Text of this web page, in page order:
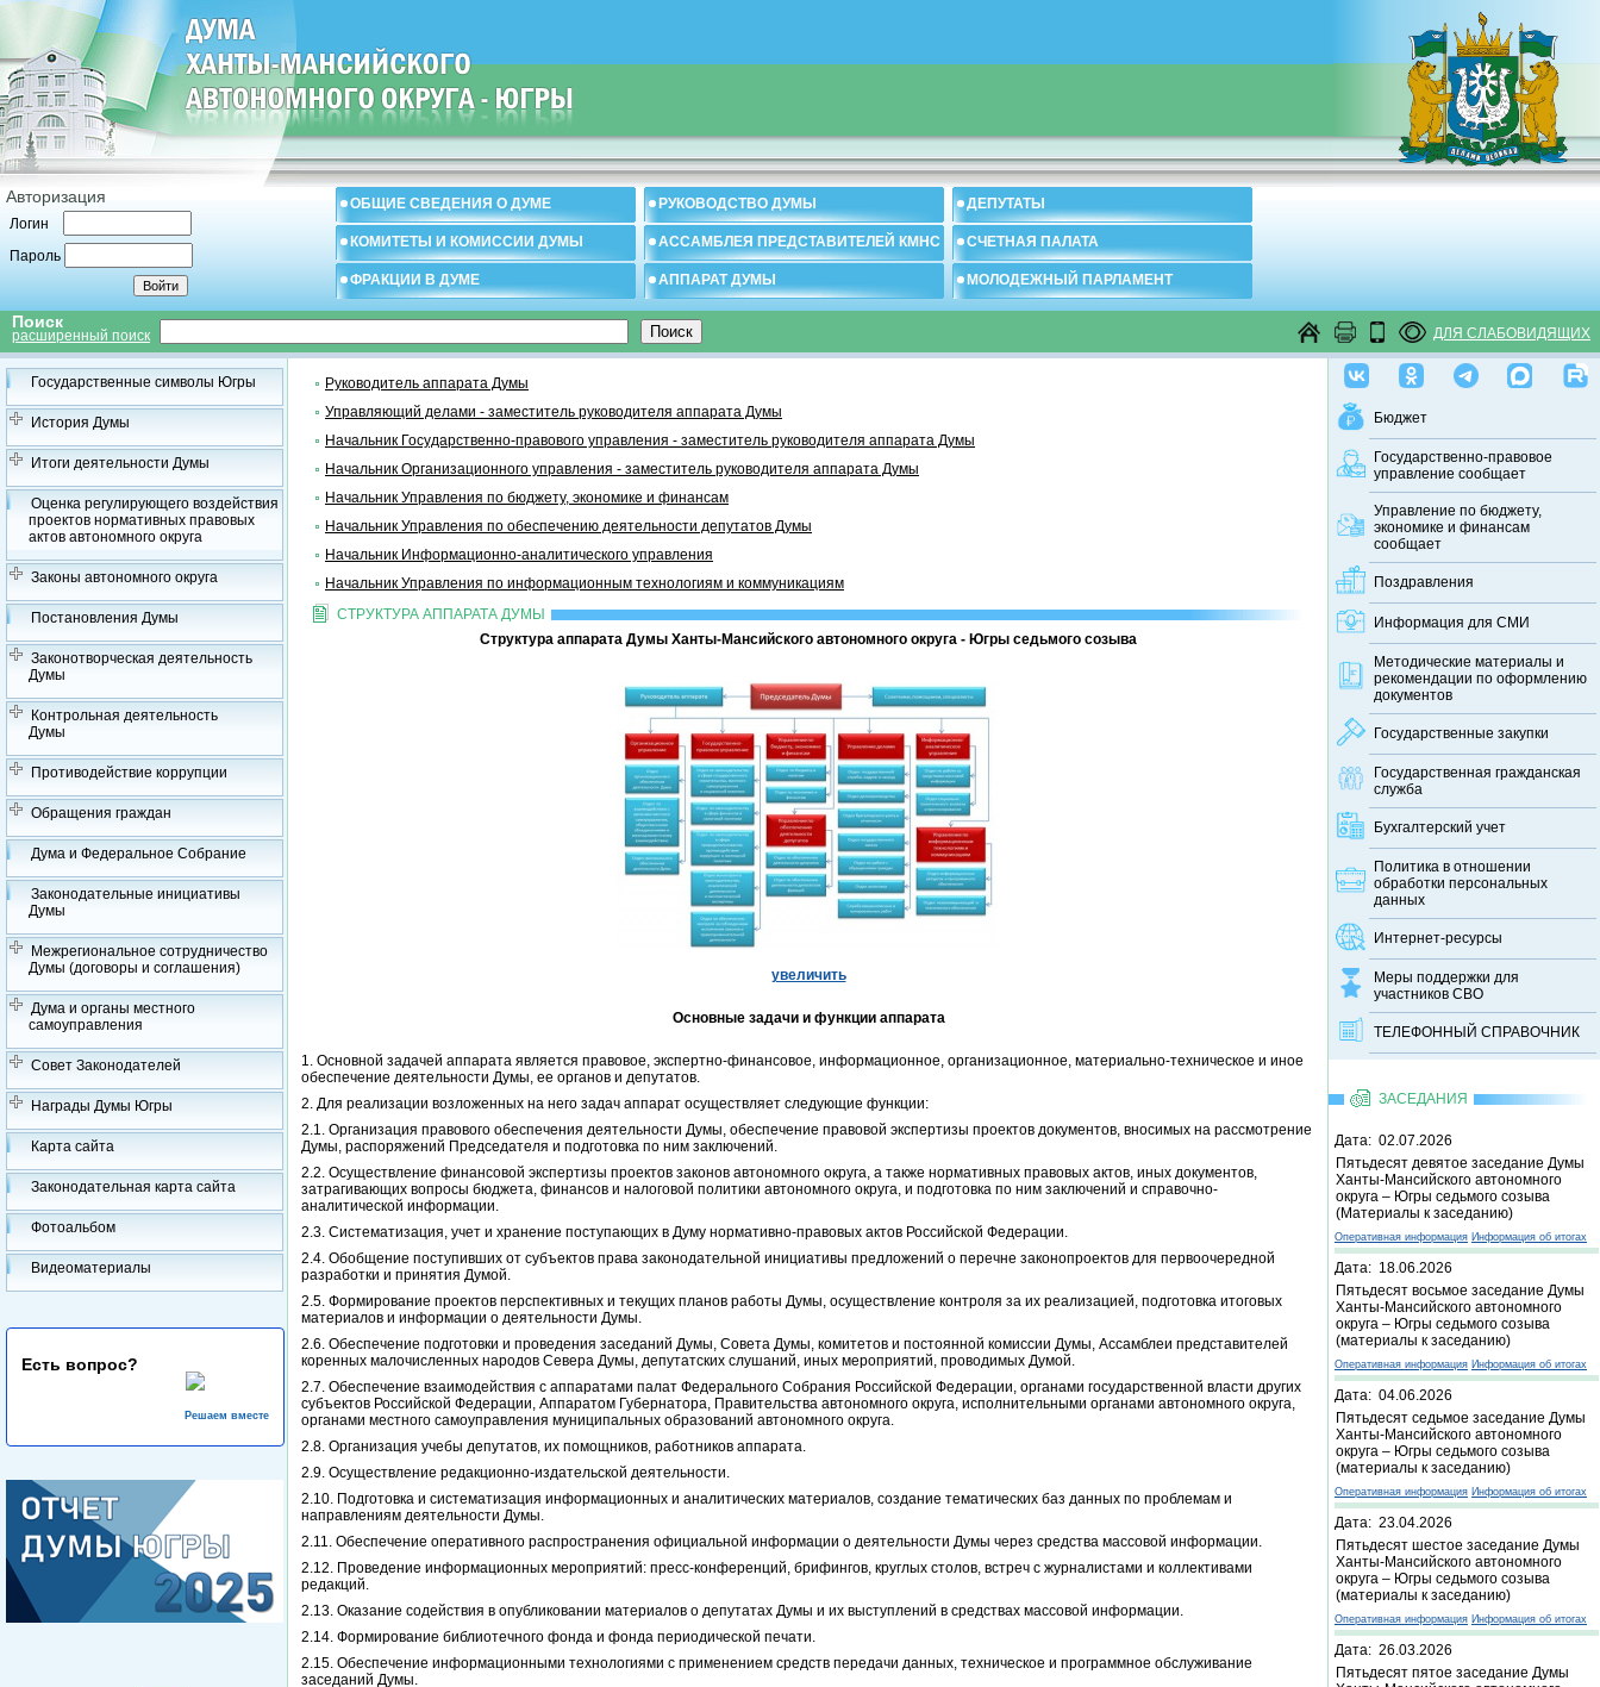
Авторизация
Логин
Пароль
ОБЩИЕ СВЕДЕНИЯ О ДУМЕ РУКОВОДСТВО ДУМЫ ДЕПУТАТЫ
КОМИТЕТЫ И КОМИССИИ ДУМЫ АССАМБЛЕЯ ПРЕДСТАВИТЕЛЕЙ КМНС СЧЕТНАЯ ПАЛАТА
ФРАКЦИИ В ДУМЕ АППАРАТ ДУМЫ МОЛОДЕЖНЫЙ ПАРЛАМЕНТ
Поиск
расширенный поиск ДЛЯ СЛАБОВИДЯЩИХ
Государственные символы Югры
История Думы
Итоги деятельности Думы
Оценка регулирующего воздействия
проектов нормативных правовых
актов автономного округа
Законы автономного округа
Постановления Думы
Законотворческая деятельность
Думы
Контрольная деятельность
Думы
Противодействие коррупции
Обращения граждан
Дума и Федеральное Собрание
Законодательные инициативы
Думы
Межрегиональное сотрудничество
Думы (договоры и соглашения)
Дума и органы местного
самоуправления
Совет Законодателей
Награды Думы Югры
Карта сайта
Законодательная карта сайта
Фотоальбом
Видеоматериалы
Есть вопрос?
Решаем вместе
Бюджет
Государственно-правовое
управление сообщает
Управление по бюджету,
экономике и финансам
сообщает
Поздравления
Информация для СМИ
Методические материалы и
рекомендации по оформлению
документов
Государственные закупки
Государственная гражданская
служба
Бухгалтерский учет
Политика в отношении
обработки персональных
данных
Интернет-ресурсы
Меры поддержки для
участников СВО
ТЕЛЕФОННЫЙ CПРАВОЧНИК
ЗАСЕДАНИЯ
Дата: 02.07.2026
Пятьдесят девятое заседание Думы
Ханты-Мансийского автономного
округа – Югры седьмого созыва
(Материалы к заседанию)
Оперативная информация Информация об итогах
Дата: 18.06.2026
Пятьдесят восьмое заседание Думы
Ханты-Мансийского автономного
округа – Югры седьмого созыва
(материалы к заседанию)
Оперативная информация Информация об итогах
Дата: 04.06.2026
Пятьдесят седьмое заседание Думы
Ханты-Мансийского автономного
округа – Югры седьмого созыва
(материалы к заседанию)
Оперативная информация Информация об итогах
Дата: 23.04.2026
Пятьдесят шестое заседание Думы
Ханты-Мансийского автономного
округа – Югры седьмого созыва
(материалы к заседанию)
Оперативная информация Информация об итогах
Дата: 26.03.2026
Пятьдесят пятое заседание Думы
Руководитель аппарата Думы
Управляющий делами - заместитель руководителя аппарата Думы
Начальник Государственно-правового управления - заместитель руководителя аппарата Думы
Начальник Организационного управления - заместитель руководителя аппарата Думы
Начальник Управления по бюджету, экономике и финансам
Начальник Управления по обеспечению деятельности депутатов Думы
Начальник Информационно-аналитического управления
Начальник Управления по информационным технологиям и коммуникациям
СТРУКТУРА АППАРАТА ДУМЫ
Структура аппарата Думы Ханты-Мансийского автономного округа - Югры седьмого созыва
увеличить
Основные задачи и функции аппарата
1. Основной задачей аппарата является правовое, экспертно-финансовое, информационное, организационное, материально-техническое и иное
обеспечение деятельности Думы, ее органов и депутатов.
2. Для реализации возложенных на него задач аппарат осуществляет следующие функции:
2.1. Организация правового обеспечения деятельности Думы, обеспечение правовой экспертизы проектов документов, вносимых на рассмотрение
Думы, распоряжений Председателя и подготовка по ним заключений.
2.2. Осуществление финансовой экспертизы проектов законов автономного округа, а также нормативных правовых актов, иных документов,
затрагивающих вопросы бюджета, финансов и налоговой политики автономного округа, и подготовка по ним заключений и справочно-
аналитической информации.
2.3. Систематизация, учет и хранение поступающих в Думу нормативно-правовых актов Российской Федерации.
2.4. Обобщение поступивших от субъектов права законодательной инициативы предложений о перечне законопроектов для первоочередной
разработки и принятия Думой.
2.5. Формирование проектов перспективных и текущих планов работы Думы, осуществление контроля за их реализацией, подготовка итоговых
материалов и информации о деятельности Думы.
2.6. Обеспечение подготовки и проведения заседаний Думы, Совета Думы, комитетов и постоянной комиссии Думы, Ассамблеи представителей
коренных малочисленных народов Севера Думы, депутатских слушаний, иных мероприятий, проводимых Думой.
2.7. Обеспечение взаимодействия с аппаратами палат Федерального Собрания Российской Федерации, органами государственной власти других
субъектов Российской Федерации, Аппаратом Губернатора, Правительства автономного округа, исполнительными органами автономного округа,
органами местного самоуправления муниципальных образований автономного округа.
2.8. Организация учебы депутатов, их помощников, работников аппарата.
2.9. Осуществление редакционно-издательской деятельности.
2.10. Подготовка и систематизация информационных и аналитических материалов, создание тематических баз данных по проблемам и
направлениям деятельности Думы.
2.11. Обеспечение оперативного распространения официальной информации о деятельности Думы через средства массовой информации.
2.12. Проведение информационных мероприятий: пресс-конференций, брифингов, круглых столов, встреч с журналистами и коллективами
редакций.
2.13. Оказание содействия в опубликовании материалов о депутатах Думы и их выступлений в средствах массовой информации.
2.14. Формирование библиотечного фонда и фонда периодической печати.
2.15. Обеспечение информационными технологиями с применением средств передачи данных, техническое и программное обслуживание
заседаний Думы.